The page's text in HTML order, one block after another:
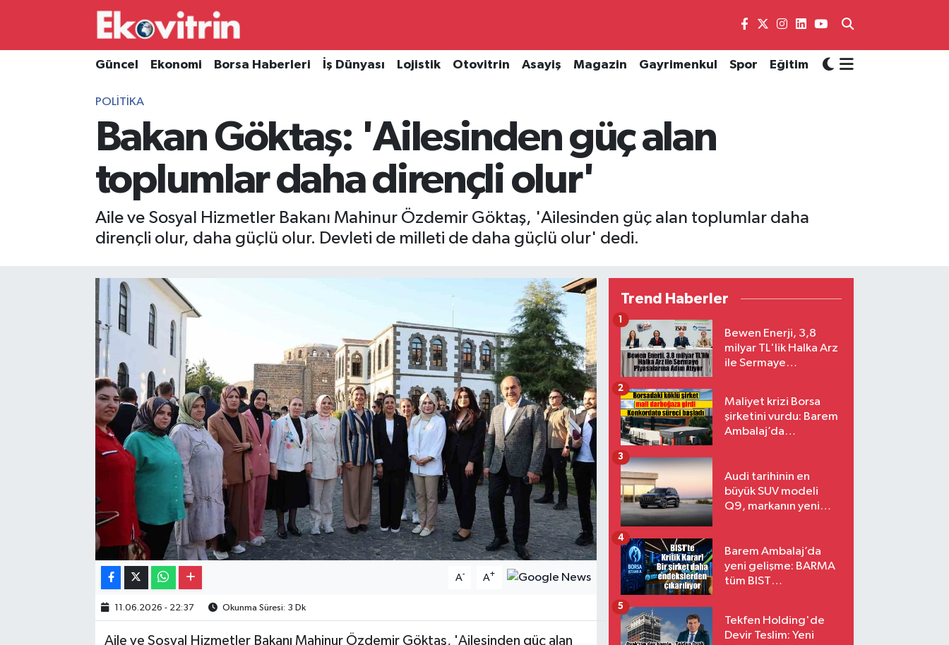
Güncel Ekonomi Borsa Haberleri İş Dünyası Lojistik Otovitrin Asayiş Magazin Gayrimenkul Spor Eğitim
POLITIKA
Bakan Göktaş: 'Ailesinden güç alan
toplumlar daha dirençli olur'
Aile ve Sosyal Hizmetler Bakanı Mahinur Özdemir Göktaş, 'Ailesinden güç alan toplumlar daha
dirençli olur, daha güçlü olur. Devleti de milleti de daha güçlü olur' dedi.
A- A+
11.06.2026 - 22:37 Okunma Süresi: 3 Dk
Aile ve Sosyal Hizmetler Bakanı Mahinur Özdemir Göktaş, 'Ailesinden güç alan
Trend Haberler
Bewen Enerji, 3,8
milyar TL'lik Halka Arz
ile Sermaye
1
Maliyet krizi Borsa
şirketini vurdu: Barem
Ambalaj’da
2
Audi tarihinin en
büyük SUV modeli
Q9, markanın yeni
3
Barem Ambalaj’da
yeni gelişme: BARMA
tüm BIST
4
Tekfen Holding'de
Devir Teslim: Yeni
5
Güncel
Borsa Haberleri
Gayrimenkul
Hava Durumu
Süper Lig Puan Durumu ve Fikstür
Son Dakika Haberleri
Haber Arşivi